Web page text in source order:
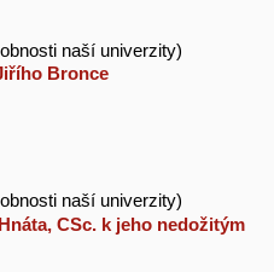
naší univerzity)
Bronce
naší univerzity)
CSc. k jeho nedožitým